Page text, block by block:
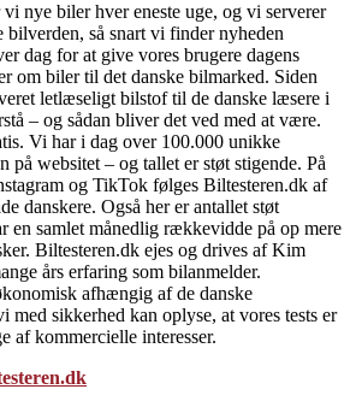
nye biler hver eneste uge, og vi serverer
bilverden, så snart vi finder nyheden
dag for at give vores brugere dagens
om biler til det danske bilmarked. Siden
letlæseligt bilstof til de danske læsere i
– og sådan bliver det ved med at være.
Vi har i dag over 100.000 unikke
på websitet – og tallet er støt stigende. På
og TikTok følges Biltesteren.dk af
danskere. Også her er antallet støt
en samlet månedlig rækkevidde på op mere
Biltesteren.dk ejes og drives af Kim
års erfaring som bilanmelder.
afhængig af de danske
sikkerhed kan oplyse, at vores tests er
af kommercielle interesser.